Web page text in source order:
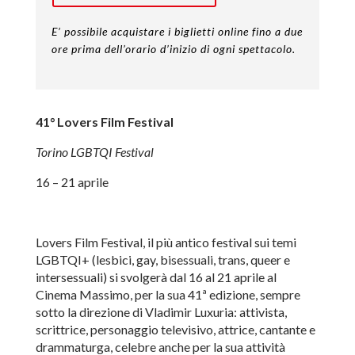
E’ possibile acquistare i biglietti online fino a due
ore prima dell’orario d’inizio di ogni spettacolo.
41° Lovers Film Festival
Torino LGBTQI Festival
16 – 21 aprile
Lovers Film Festival, il più antico festival sui temi
LGBTQI+ (lesbici, gay, bisessuali, trans, queer e
intersessuali) si svolgerà dal 16 al 21 aprile al
Cinema Massimo, per la sua 41ª edizione, sempre
sotto la direzione di Vladimir Luxuria: attivista,
scrittrice, personaggio televisivo, attrice, cantante e
drammaturga, celebre anche per la sua attività